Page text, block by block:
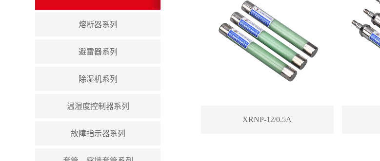
熔断器系列
避雷器系列
除湿机系列
温湿度控制器系列
故障指示器系列
XRNP-12/0.5A